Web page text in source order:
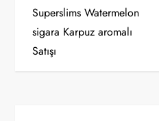
a
z
Superslims Watermelon
sigara Karpuz aromalı
Satışı